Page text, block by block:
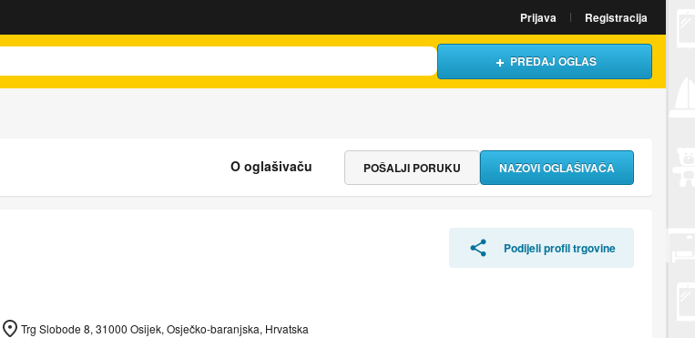
Prijava Registracija
PREDAJ OGLAS
Trg Slobode 8, 31000 Osijek, Osječko-baranjska, Hrvatska
Podijeli profil trgovine
O oglašivaču NAZOVI OGLAŠIVAČA
POŠALJI PORUKU